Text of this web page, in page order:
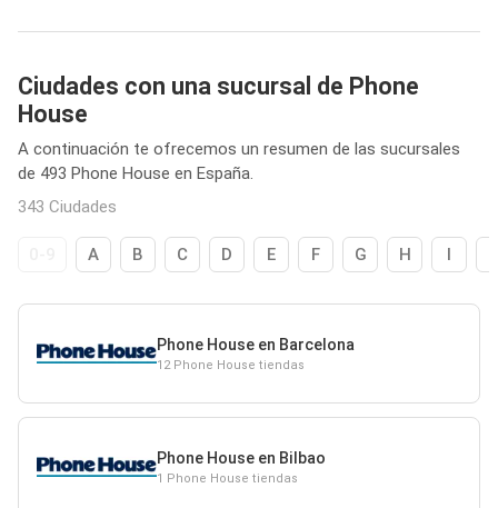
Ciudades con una sucursal de Phone
House
A continuación te ofrecemos un resumen de las sucursales
de 493 Phone House en España.
343 Ciudades
A B C D E F G H I
Phone House en Barcelona
12 Phone House tiendas
Phone House en Bilbao
1 Phone House tiendas